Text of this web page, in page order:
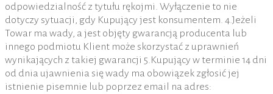
odpowiedzialność z tytułu rękojmi. Wyłączenie to nie
dotyczy sytuacji, gdy Kupujący jest konsumentem. 4.Jeżeli
Towar ma wady, a jest objęty gwarancją producenta lub
innego podmiotu Klient może skorzystać z uprawnień
wynikających z takiej gwarancji 5.Kupujący w terminie 14 dni
od dnia ujawnienia się wady ma obowiązek zgłosić jej
istnienie pisemnie lub poprzez email na adres: